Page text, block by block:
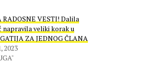
RADOSNE VESTI! Dalila
napravila veliki korak u
ZA JEDNOG ČLANA
2023